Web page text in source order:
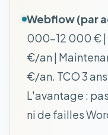
Webflow (par
000-12 000 € |
€/an |
€/an. TCO 3
L'avantage :
ni de failles